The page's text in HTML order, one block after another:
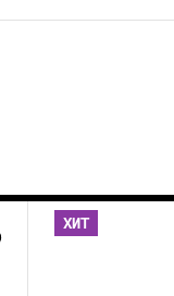
ХИТ